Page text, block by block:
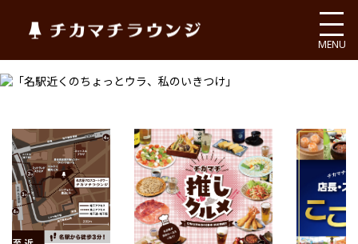
チカマチラウンジ
MENU